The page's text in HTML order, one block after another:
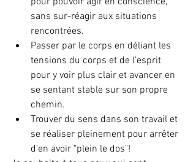
sans sur-réagir aux situations
rencontrées.
Passer par le corps en déliant les
tensions du corps et de l'esprit
pour y voir plus clair et avancer en
se sentant stable sur son propre
chemin.
Trouver du sens dans son travail et
se réaliser pleinement pour arrêter
d'en avoir "plein le dos"!